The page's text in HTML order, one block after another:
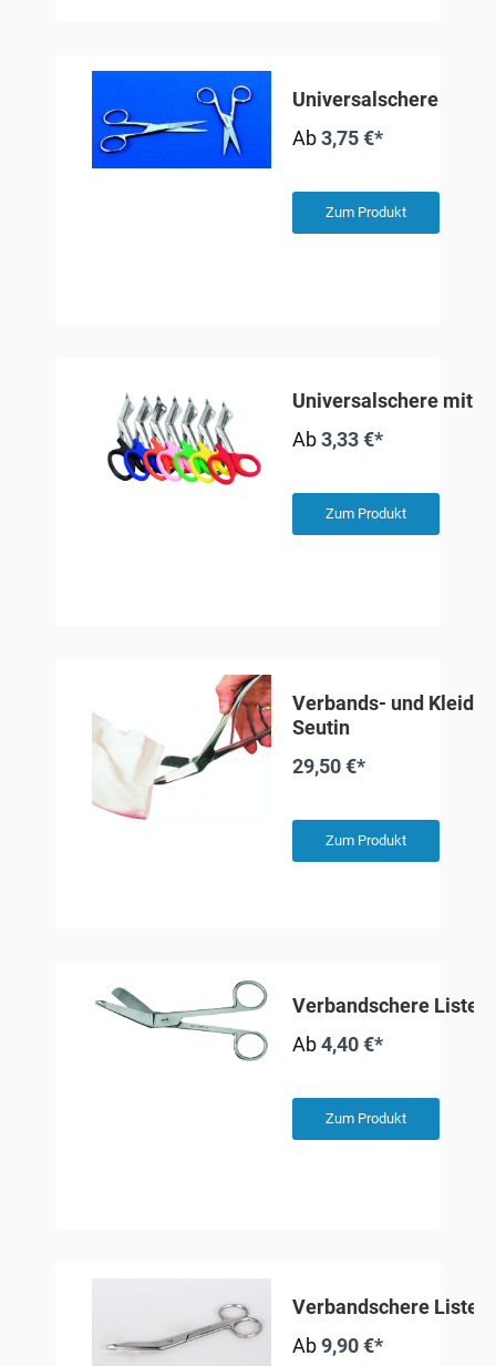
Universalschere
Ab3,75 €*
Zum Produkt
Universalschere mit
Ab3,33 €*
Zum Produkt
Verbands- und
Seutin
29,50 €*
Zum Produkt
Verbandschere Lister,
Ab4,40 €*
Zum Produkt
Verbandschere Lister,
Ab9,90 €*